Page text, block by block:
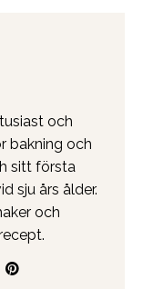
och
bakning och
sitt första
sju års ålder.
och